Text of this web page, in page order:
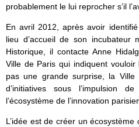
probablement le lui reprocher s’il
En avril 2012, après avoir
lieu d’accueil de son incubateur
Historique, il contacte Anne
Ville de Paris qui indiquent vouloir
pas une grande surprise, la
d’initiatives sous l’impulsion
l’écosystème de l’innovation
L’idée est de créer un